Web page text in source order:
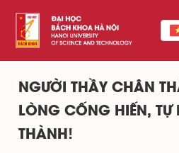
NGƯỜI THẦY CHÂN
LÒNG CỐNG HIẾN, TỰ
THÀNH!